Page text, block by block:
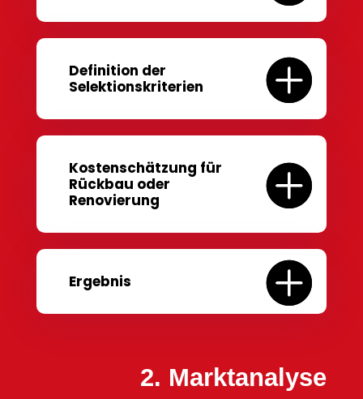
Definition der
Selektionskriterien
Kostenschätzung für
Rückbau oder
Renovierung
Ergebnis
2. Marktanalyse